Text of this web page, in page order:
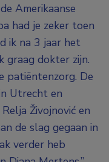
Amerikaanse
had je zeker toen
ik na 3 jaar het
graag dokter zijn.
patiëntenzorg. De
Utrecht en
Živojnović en
de slag gegaan in
verder heb